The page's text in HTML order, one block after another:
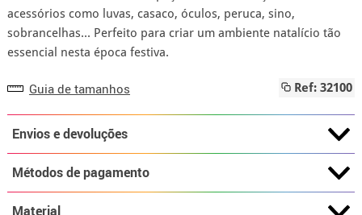
acessórios como luvas, casaco, óculos, peruca, sino,
sobrancelhas... Perfeito para criar um ambiente natalício tão
essencial nesta época festiva.
Guia de tamanhos Ref: 32100
Envios e devoluções
Métodos de pagamento
Material